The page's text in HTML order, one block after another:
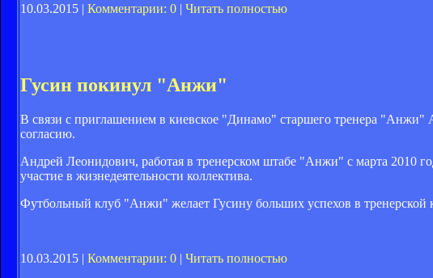
10.03.2015 | Комментарии: 0 | Читать полностью
Гусин покинул "Анжи"
В связи с приглашением в киевское "Динамо" старшего тренера "Анжи"
согласию.
Андрей Леонидович, работая в тренерском штабе "Анжи" с марта 2010
участие в жизнедеятельности коллектива.
Футбольный клуб "Анжи" желает Гусину больших успехов в тренерской
10.03.2015 | Комментарии: 0 | Читать полностью